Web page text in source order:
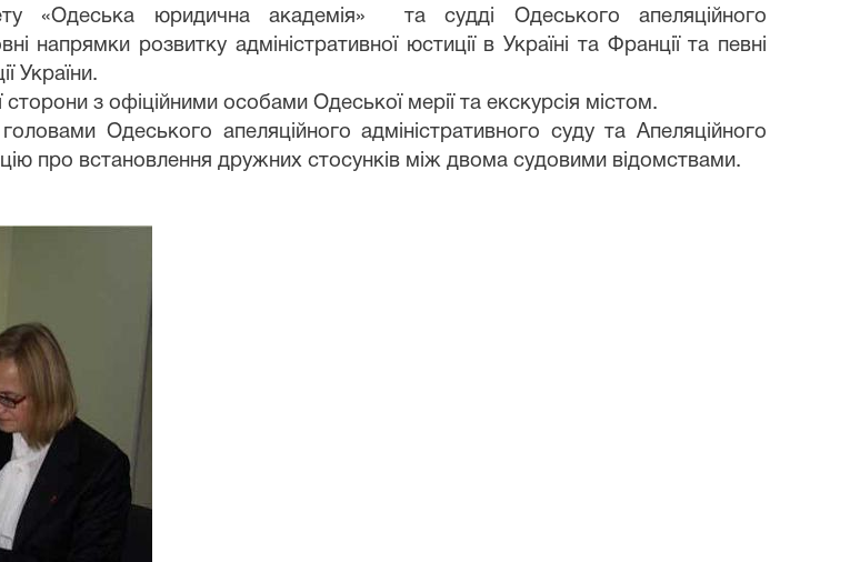
«Одеська юридична академія» та судді Одеського апеляційного
напрямки розвитку адміністративної юстиції в Україні та Франції та певні
України.
з офіційними особами Одеської мерії та екскурсія містом.
Одеського апеляційного адміністративного суду та Апеляційного
про встановлення дружних стосунків між двома судовими відомствами.